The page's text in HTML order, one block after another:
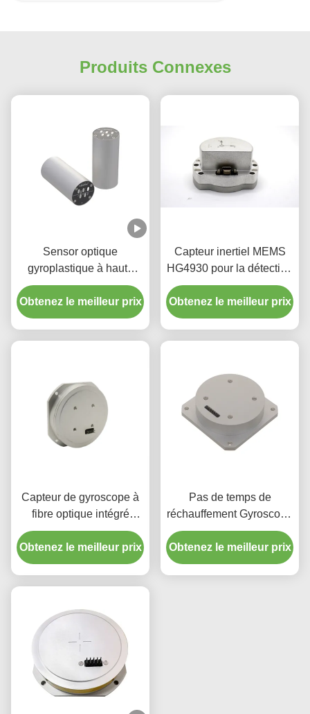
Produits Connexes
Sensor optique
gyroplastique à haute
précision à faible niveau
de bruit à coût
raisonnable
Obtenez le meilleur prix
Capteur inertiel MEMS
HG4930 pour la détection
précise de l'orientation et
du mouvement
Obtenez le meilleur prix
Capteur de gyroscope à
fibre optique intégré
photonique en silicium de
remplacement Fizoptika
Vg910
Obtenez le meilleur prix
Pas de temps de
réchauffement Gyroscope
à fibre optique avec large
plage dynamique 200g
Mode de sortie RS-422
Obtenez le meilleur prix